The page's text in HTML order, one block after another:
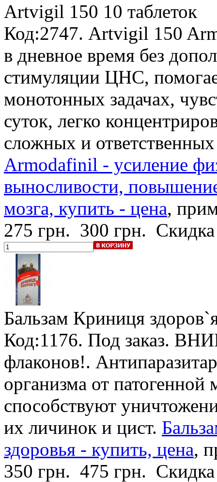
Artvigil 150 10 таблеток
Код:2747. Artvigil 150
в дневное время без
стимуляции ЦНС,
монотонных задачах,
суток, легко
сложных и
Armodafinil - усиление
выносливости,
мозга, купить - цена,
275 грн. 300 грн.
Бальзам Криниця
Код:1176. Под заказ.
флаконов!.
организма от
способствуют
их личинок и цист.
здоровья - купить, цена,
350 грн. 475 грн.